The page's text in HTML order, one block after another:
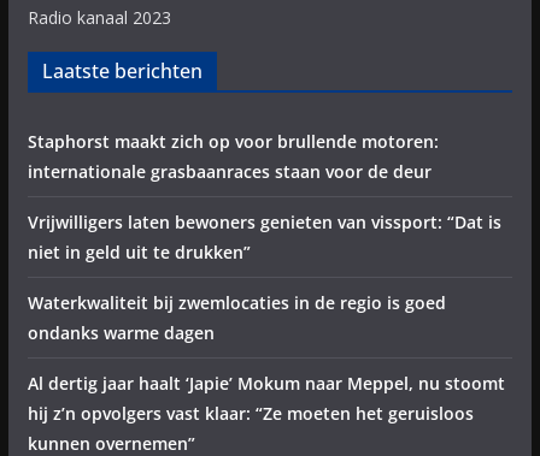
Radio kanaal 2023
Laatste berichten
Staphorst maakt zich op voor brullende motoren:
internationale grasbaanraces staan voor de deur
Vrijwilligers laten bewoners genieten van vissport: “Dat is
niet in geld uit te drukken”
Waterkwaliteit bij zwemlocaties in de regio is goed
ondanks warme dagen
Al dertig jaar haalt ‘Japie’ Mokum naar Meppel, nu stoomt
hij z’n opvolgers vast klaar: “Ze moeten het geruisloos
kunnen overnemen”